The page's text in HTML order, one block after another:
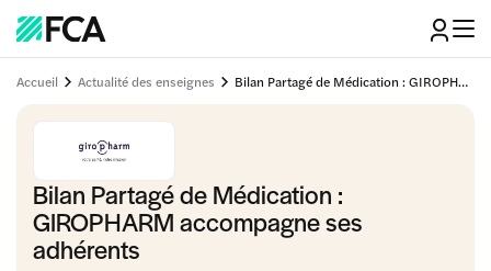
Accueil Actualité des enseignes Bilan Partagé de Médication : GIROPHARM accompagne ses adhérents
Bilan Partagé de Médication :
GIROPHARM accompagne ses
adhérents